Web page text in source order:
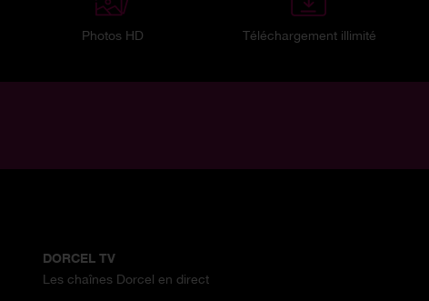
Photos HD Téléchargement illimité
DORCEL TV
Les chaînes Dorcel en direct